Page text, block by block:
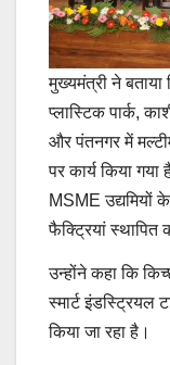
मुख्यमंत्री ने बताया
प्लास्टिक पार्क,
और पंतनगर में
पर कार्य किया
MSME उद्यमियों
फैक्ट्रियां स्थापित
उन्होंने कहा कि
स्मार्ट इंडस्ट्रियल
किया जा रहा है।